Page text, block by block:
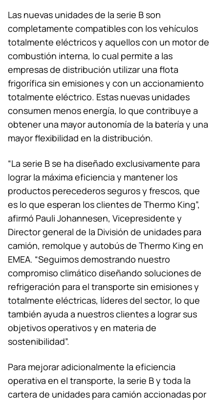
Las nuevas unidades de la serie B son
completamente compatibles con los vehículos
totalmente eléctricos y aquellos con un motor de
combustión interna, lo cual permite a las
empresas de distribución utilizar una flota
frigorífica sin emisiones y con un accionamiento
totalmente eléctrico. Estas nuevas unidades
consumen menos energía, lo que contribuye a
obtener una mayor autonomía de la batería y una
mayor flexibilidad en la distribución.
“La serie B se ha diseñado exclusivamente para
lograr la máxima eficiencia y mantener los
productos perecederos seguros y frescos, que
es lo que esperan los clientes de Thermo King”,
afirmó Pauli Johannesen, Vicepresidente y
Director general de la División de unidades para
camión, remolque y autobús de Thermo King en
EMEA. “Seguimos demostrando nuestro
compromiso climático diseñando soluciones de
refrigeración para el transporte sin emisiones y
totalmente eléctricas, líderes del sector, lo que
también ayuda a nuestros clientes a lograr sus
objetivos operativos y en materia de
sostenibilidad”.
Para mejorar adicionalmente la eficiencia
operativa en el transporte, la serie B y toda la
cartera de unidades para camión accionadas por